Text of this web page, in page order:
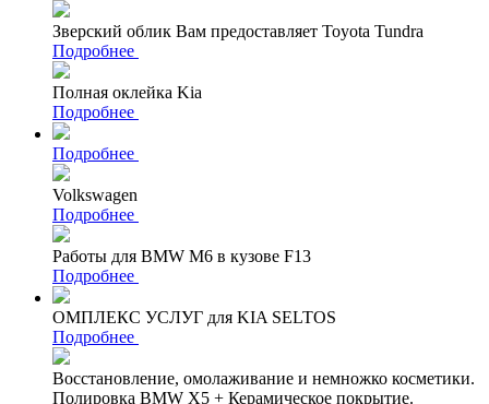
Зверский облик Вам предоставляет Toyota Tundra
Подробнее
Полная оклейка Kia
Подробнее
Подробнее
Volkswagen
Подробнее
Работы для BMW M6 в кузове F13
Подробнее
ОМПЛЕКС УСЛУГ для KIA SELTOS
Подробнее
Восстановление, омолаживание и немножко косметики.
Полировка BMW X5 + Керамическое покрытие.